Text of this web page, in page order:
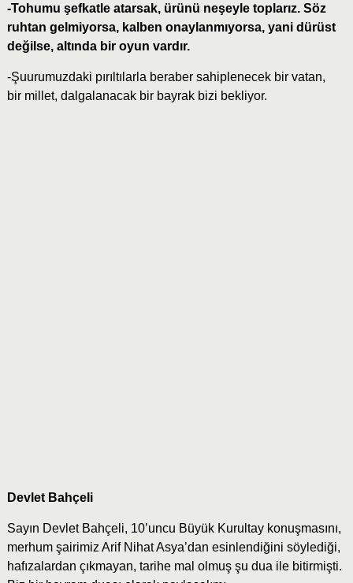
-Tohumu şefkatle atarsak, ürünü neşeyle toplarız. Söz
ruhtan gelmiyorsa, kalben onaylanmıyorsa, yani dürüst
değilse, altında bir oyun vardır.
-Şuurumuzdaki pırıltılarla beraber sahiplenecek bir vatan,
bir millet, dalgalanacak bir bayrak bizi bekliyor.
Devlet Bahçeli
Sayın Devlet Bahçeli, 10’uncu Büyük Kurultay konuşmasını,
merhum şairimiz Arif Nihat Asya’dan esinlendiğini söylediği,
hafızalardan çıkmayan, tarihe mal olmuş şu dua ile bitirmişti.